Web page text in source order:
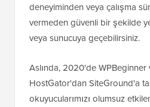
deneyiminden veya çalışma
vermeden güvenli bir şekilde
veya sunucuya geçebilirsiniz.
Aslında, 2020'de WPBeginner
HostGator'dan SiteGround'a
okuyucularımızı olumsuz